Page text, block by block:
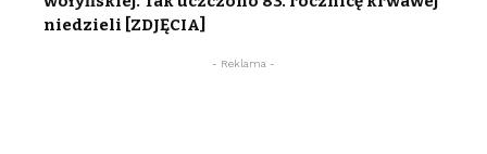
niedzieli [ZDJĘCIA]
- Reklama -